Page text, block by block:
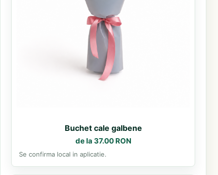
Buchet cale galbene
de la 37.00 RON
Se confirma local in aplicatie.